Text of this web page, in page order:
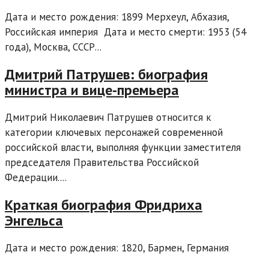
Дата и место рождения: 1899 Мерхеул, Абхазия,
Российская империя Дата и место смерти: 1953 (54
года), Москва, СССР...
Дмитрий Патрушев: биография
министра и вице-премьера
Дмитрий Николаевич Патрушев относится к
категории ключевых персонажей современной
российской власти, выполняя функции заместителя
председателя Правительства Российской
Федерации....
Краткая биография Фридриха
Энгельса
Дата и место рождения: 1820, Бармен, Германия